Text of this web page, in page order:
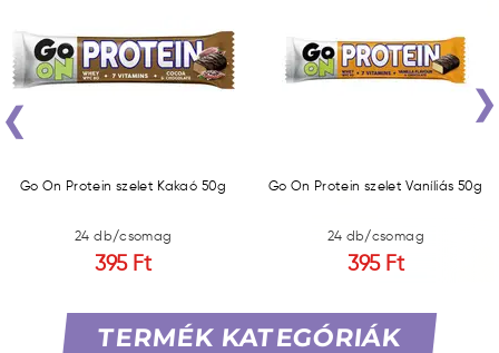
Go On Protein szelet Kakaó 50g
24 db/csomag
395 Ft
Go On Protein szelet Vaníliás 50g
24 db/csomag
395 Ft
‹ ›
TERMÉK KATEGÓRIÁK